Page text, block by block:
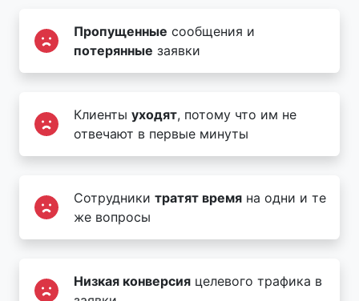
Пропущенные сообщения и
потерянные заявки
Клиенты уходят, потому что им не
отвечают в первые минуты
Сотрудники тратят время на одни и те
же вопросы
Низкая конверсия целевого трафика в